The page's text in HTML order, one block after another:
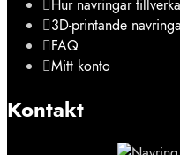
Hur navringar
3D-printande
FAQ
Mitt konto
Kontakt